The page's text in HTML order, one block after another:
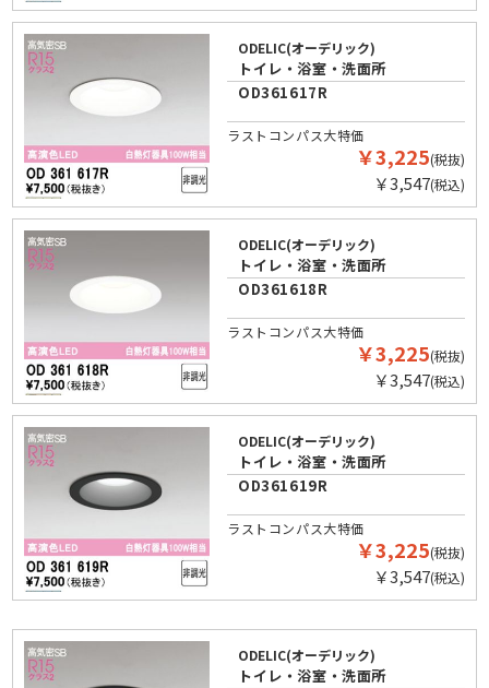
ODELIC(オーデリック)
トイレ・浴室・洗面所
OD361617R
ラストコンパス大特価
￥3,225(税抜)
￥3,547(税込)
ODELIC(オーデリック)
トイレ・浴室・洗面所
OD361618R
ラストコンパス大特価
￥3,225(税抜)
￥3,547(税込)
ODELIC(オーデリック)
トイレ・浴室・洗面所
OD361619R
ラストコンパス大特価
￥3,225(税抜)
￥3,547(税込)
ODELIC(オーデリック)
トイレ・浴室・洗面所